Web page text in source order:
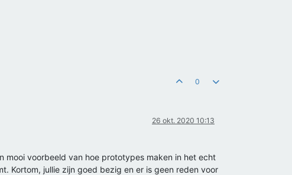
0
26 okt. 2020 10:13
mooi voorbeeld van hoe prototypes maken in het echt
Kortom, jullie zijn goed bezig en er is geen reden voor